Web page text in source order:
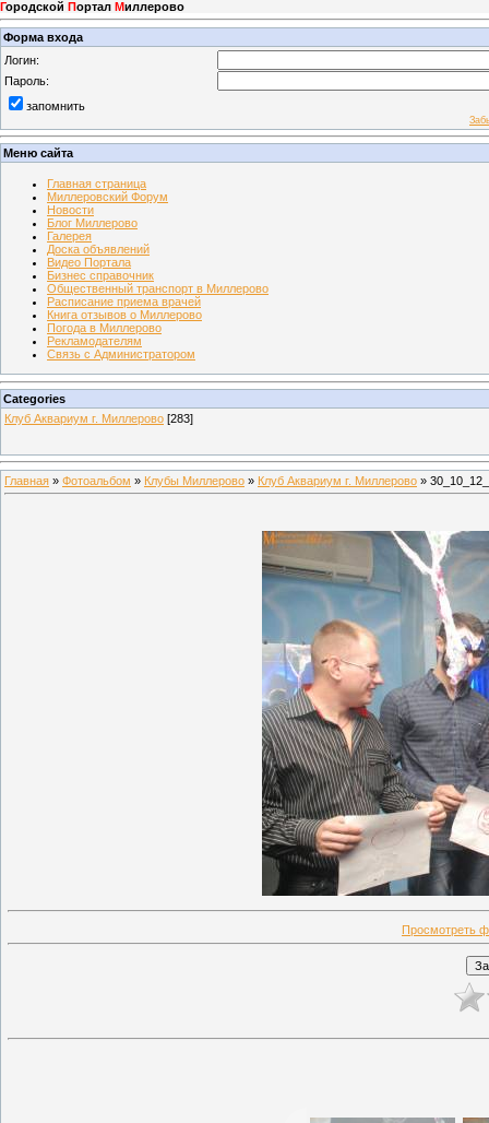
Городской Портал Миллерово
Форма входа
Логин:
Пароль:
запомнить
Меню сайта
Главная страница
Миллеровский Форум
Новости
Блог Миллерово
Галерея
Доска объявлений
Видео Портала
Бизнес справочник
Общественный транспорт в Миллерово
Расписание приема врачей
Книга отзывов о Миллерово
Погода в Миллерово
Рекламодателям
Связь с Администратором
Categories
Клуб Аквариум г. Миллерово [283]
Главная » Фотоальбом » Клубы Миллерово » Клуб Аквариум г. Миллерово »
Просмотреть